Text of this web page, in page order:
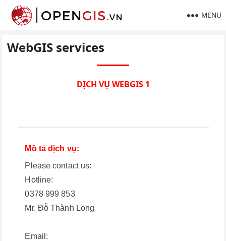
MENU
WebGIS services
DỊCH VỤ WEBGIS 1
Mô tả dịch vụ:
Please contact us:
Hotline:
0378 999 853
Mr. Đỗ Thành Long
Email: